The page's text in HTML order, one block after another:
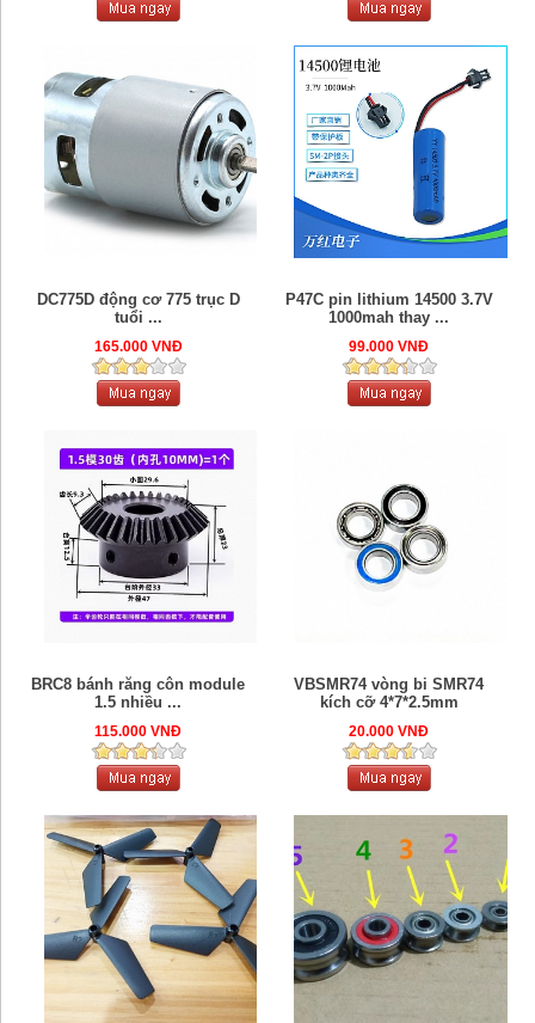
DC775D động cơ 775 trục D
tuổi ...
165.000 VNĐ
P47C pin lithium 14500 3.7V
1000mah thay ...
99.000 VNĐ
BRC8 bánh răng côn module
1.5 nhiều ...
115.000 VNĐ
VBSMR74 vòng bi SMR74
kích cỡ 4*7*2.5mm
20.000 VNĐ